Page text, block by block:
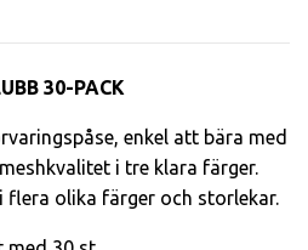
30-PACK
enkel att bära med
i tre klara färger.
flera olika färger och storlekar.